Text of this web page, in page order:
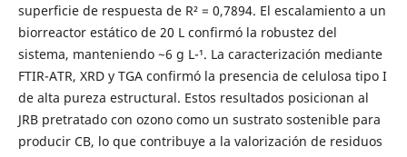
superficie de respuesta de R² = 0,7894. El escalamiento a un
biorreactor estático de 20 L confirmó la robustez del
sistema, manteniendo ~6 g L-¹. La caracterización mediante
FTIR-ATR, XRD y TGA confirmó la presencia de celulosa tipo I
de alta pureza estructural. Estos resultados posicionan al
JRB pretratado con ozono como un sustrato sostenible para
producir CB, lo que contribuye a la valorización de residuos